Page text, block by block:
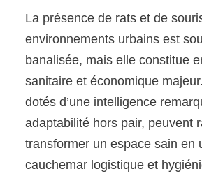
La présence de rats et de
environnements urbains est
banalisée, mais elle constitue
sanitaire et économique
dotés d’une intelligence
adaptabilité hors pair, peuvent
transformer un espace sain en
cauchemar logistique et